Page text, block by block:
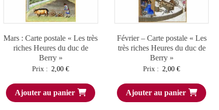
Mars : Carte postale « Les très
riches Heures du duc de
Berry »
Prix : 2,00€
Ajouter au panier
Février – Carte postale « Les
très riches Heures du duc de
Berry »
Prix : 2,00€
Ajouter au panier